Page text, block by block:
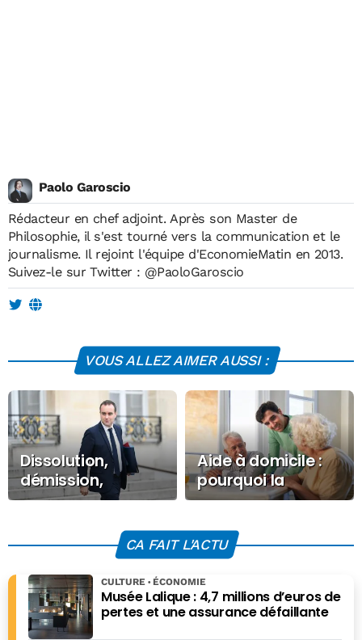
Paolo Garoscio
Rédacteur en chef adjoint. Après son Master de
Philosophie, il s'est tourné vers la communication et le
journalisme. Il rejoint l'équipe d'EconomieMatin en 2013.
Suivez-le sur Twitter : @PaoloGaroscio
VOUS ALLEZ AIMER AUSSI :
Dissolution,
démission,
nouveau Premier
annoncé au 20
heures
Aide à domicile :
pourquoi la
facture va
ans
CA FAIT L'ACTU
Musée Lalique : 4,7 millions d’euros de
pertes et une assurance défaillante
CULTURE ÉCONOMIE